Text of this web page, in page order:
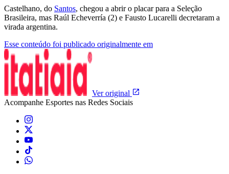
Castelhano, do Santos, chegou a abrir o placar para a Seleção
Brasileira, mas Raúl Echeverría (2) e Fausto Lucarelli decretaram a
virada argentina.
Esse conteúdo foi publicado originalmente em
Ver original
Acompanhe Esportes nas Redes Sociais